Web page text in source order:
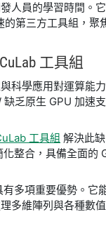
人員的學習時間。
的第三方工具組，聚
工具組
科學應用對運算能
缺乏原生 GPU 加速
工具組 解決此
化整合，具備全面的
有多項重要優勢。它
多維陣列與各種數值